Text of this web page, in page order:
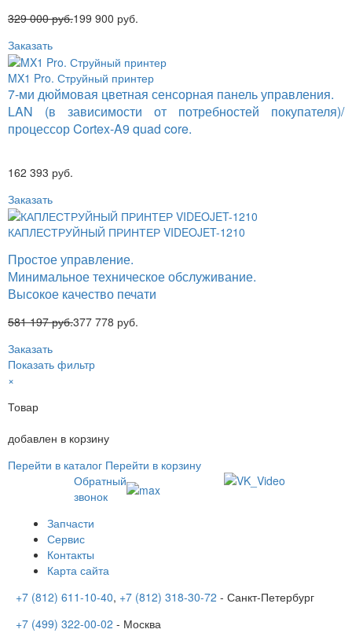
329 000 руб.199 900 руб.
Заказать
MX1 Pro. Струйный принтер
7-ми дюймовая цветная сенсорная панель управления.
LAN (в зависимости от потребностей покупателя)/
процессор Cortex-A9 quad core.
162 393 руб.
Заказать
КАПЛЕСТРУЙНЫЙ ПРИНТЕР VIDEOJET-1210
Простое управление.
Минимальное техническое обслуживание.
Высокое качество печати
581 197 руб.377 778 руб.
Заказать
Показать фильтр
×
Товар
добавлен в корзину
Перейти в каталог Перейти в корзину
Обратный
звонок
Запчасти
Сервис
Контакты
Карта сайта
+7 (812) 611-10-40, +7 (812) 318-30-72 - Санкт-Петербург
+7 (499) 322-00-02 - Москва